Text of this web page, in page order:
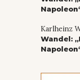
Karlheinz
Wandel: